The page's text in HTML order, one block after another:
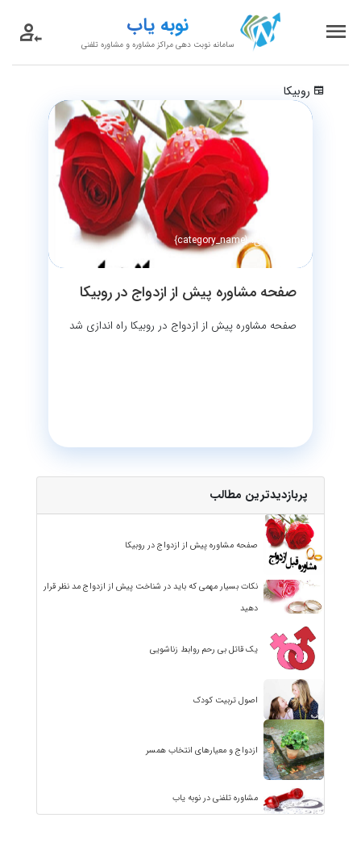
نوبه یاب
سامانه نوبت دهی مراکز مشاوره و مشاوره تلفنی
روبیکا
دسته بندی: {category_name}
صفحه مشاوره پیش از ازدواج در روبیکا
صفحه مشاوره پیش از ازدواج در روبیکا راه اندازی شد
پربازدیدترین مطالب
صفحه مشاوره پیش از ازدواج در روبیکا
نکات بسیار مهمی که باید در شناخت پیش از ازدواج مد نظر قرار
دهید
یک قاتل بی رحم روابط زناشویی
اصول تربیت کودک
ازدواج و معیارهای انتخاب همسر
مشاوره تلفنی در نوبه یاب